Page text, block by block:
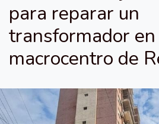
para reparar un
transformador
macrocentro de